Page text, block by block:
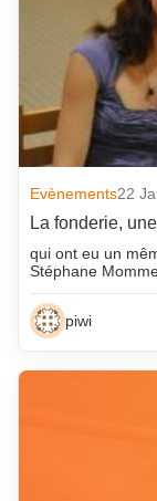
Evènements22
La fonderie,
qui ont eu un
Stéphane
piwi